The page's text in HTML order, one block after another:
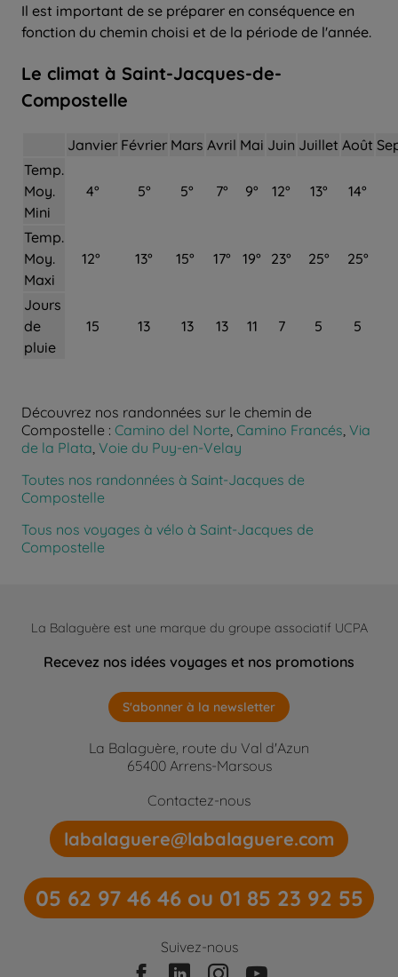
Il est important de se préparer en conséquence en
fonction du chemin choisi et de la période de l'année.
Le climat à Saint-Jacques-de-
Compostelle
Janvier Février Mars Avril Mai Juin Juillet Août
Temp.
Moy.
Mini
4° 5° 5° 7° 9° 12° 13° 14°
Temp.
Moy.
Maxi
12° 13° 15° 17° 19° 23° 25° 25°
Jours
de
pluie
15 13 13 13 11 7 5 5
Découvrez nos randonnées sur le chemin de
Compostelle : Camino del Norte Camino Francés Via
de la Plata Voie du Puy-en-Velay
Toutes nos randonnées à Saint-Jacques de
Compostelle
Tous nos voyages à vélo à Saint-Jacques de
Compostelle
La Balaguère est une marque du groupe associatif UCPA
Recevez nos idées voyages et nos promotions
S'abonner à la newsletter
La Balaguère, route du Val d'Azun
65400 Arrens-Marsous
Contactez-nous
labalaguere@labalaguere.com
05 62 97 46 46 ou 01 85 23 92 55
Suivez-nous